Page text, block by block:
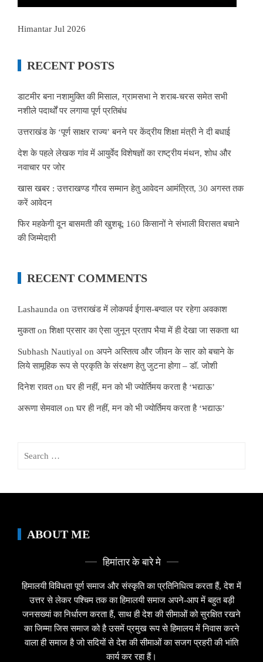
Himantar Jul 2026
RECENT POSTS
डाटमीर बना नशामुक्ति की मिसाल, ग्रामसभा ने शराब-चरस समेत सभी
नशीले पदार्थों पर लगाया पूर्ण प्रतिबंध
उत्तराखंड के ‘पूर्ण साक्षर राज्य’ बनने पर केंद्रीय शिक्षा मंत्री ने दी बधाई
देश के पहले लेखक गांव में आयुर्वेद विशेषज्ञों का राष्ट्रीय मंथन, शोध और
नवाचार पर जोर
खास खबर : उत्तराखण्ड गौरव सम्मान हेतु आवेदन आमंत्रित, 30 अगस्त तक
करें आवेदन
फिर महकेगी दून बासमती की खुशबू: 160 किसानों ने संभाली विरासत बचाने
की जिम्मेदारी
RECENT COMMENTS
Lashaunda onउत्तराखंड में लोकपर्व ईगास-बग्वाल पर रहेगा अवकाश
मुकताonशिक्षा प्रसार का ऐसा जुनून प्रताप भैया में ही देखा जा सकता था
Subhash Nautiyal on अपने अस्तित्व और जीवन के सार को बचाने के
लिये सामूहिक रूप से प्रकृति के संरक्षण हेतु जुटना होगा – डॉ. जोशी
दिनेश रावतonघर ही नहीं, मन को भी ज्योर्तिमय करता है ‘भद्याऊ’
अरूणा सेमवाल onघर ही नहीं, मन को भी ज्योर्तिमय करता है ‘भद्याऊ’
ABOUT ME
हिमांतार के बारे मे
हिमालयी विविधता पूर्ण समाज और संस्कृति का प्रतिनिधित्व करता हैं, देश में
उत्तर से लेकर पश्चिम तक का हिमालयी समाज अपने-आप में बहुत बड़ी
जनसख्यां का निर्धारण करता हैं, साथ ही देश की सीमाओं को सुरक्षित रखने
का जिम्मा जिस समाज को है उसमें प्रमुख रूप से हिमालय में निवास करने
वाला ही समाज है जो सदियों से देश की सीमाओं का सजग प्रहरी की भांति
कार्य कर रहा हैं।